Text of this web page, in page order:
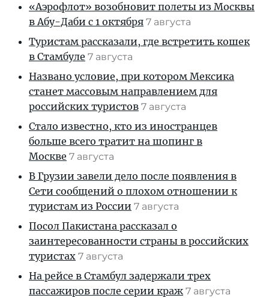
«Аэрофлот» возобновит полеты из Москвы
в Абу-Даби с 1 октября 7 августа
Туристам рассказали, где встретить кошек
в Стамбуле 7 августа
Названо условие, при котором Мексика
станет массовым направлением для
российских туристов 7 августа
Стало известно, кто из иностранцев
больше всего тратит на шопинг в
Москве 7 августа
В Грузии завели дело после появления в
Сети сообщений о плохом отношении к
туристам из России 7 августа
Посол Пакистана рассказал о
заинтересованности страны в российских
туристах 7 августа
На рейсе в Стамбул задержали трех
пассажиров после серии краж 7 августа